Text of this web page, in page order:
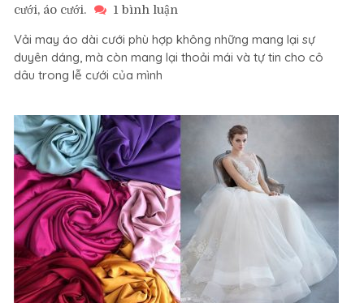
cưới, áo cưới.
1 bình luận
Chọn
Vải
Cưới
Đẹp
Duyên
Vải may áo dài cưới phù hợp không những mang lại sự
duyên dáng, mà còn mang lại thoải mái và tự tin cho cô
dâu trong lễ cưới của mình